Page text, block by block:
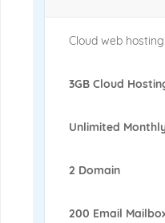
Cloud web
3GB Cloud
Unlimited
2 Domain
200 Email